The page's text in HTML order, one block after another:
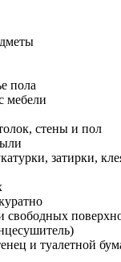
пола
мебели
стены и пол
затирки,
свободных
и туалетной